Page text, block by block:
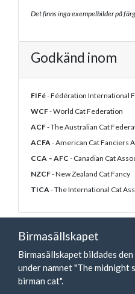
Det finns inga exempelbilder på
Godkänd inom
FIFé- Fédération International
WCF- World Cat Federation
ACF- The Australian Cat
ACFA- American Cat Fanciers
CCA – AFC - Canadian Cat
NZCF- New Zealand Cat Fancy
TICA- The International Cat
Birmasällskapet
Birmasällskapet bildades
under namnet "The midnight
birman cat".